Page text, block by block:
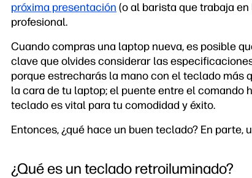
próxima presentación (o al barista que trabaja
profesional.
Cuando compras una laptop nueva, es posible
clave que olvides considerar las
porque estrecharás la mano con el teclado más
la cara de tu laptop; el puente entre el comando
teclado es vital para tu comodidad y éxito.
Entonces, ¿qué hace un buen teclado? En parte,
¿Qué es un teclado retroiluminado?